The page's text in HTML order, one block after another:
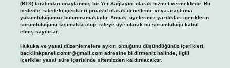
(BTK) tarafından onaylanmış bir Yer Sağlayıcı olarak hizmet vermektedir. Bu
nedenle, sitedeki içerikleri proaktif olarak denetleme veya araştırma
yükümlülüğümüz bulunmamaktadır. Ancak, üyelerimiz yazdıkları içeriklerin
sorumluluğunu taşımakta olup, siteye üye olarak bu sorumluluğu kabul
etmiş sayılırlar.
Hukuka ve yasal düzenlemelere aykırı olduğunu düşündüğünüz içerikleri,
backlinkpanelicomtr@gmail.comadresine bildirmeniz halinde, ilgili
içerikler yasal süre içerisinde sitemizden kaldırılacaktır.